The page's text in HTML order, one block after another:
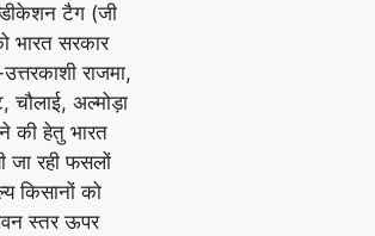
टैग (जी
भारत सरकार
राजमा,
चौलाई, अल्मोड़ा
की हेतु भारत
जा रही फसलों
किसानों को
स्तर ऊपर